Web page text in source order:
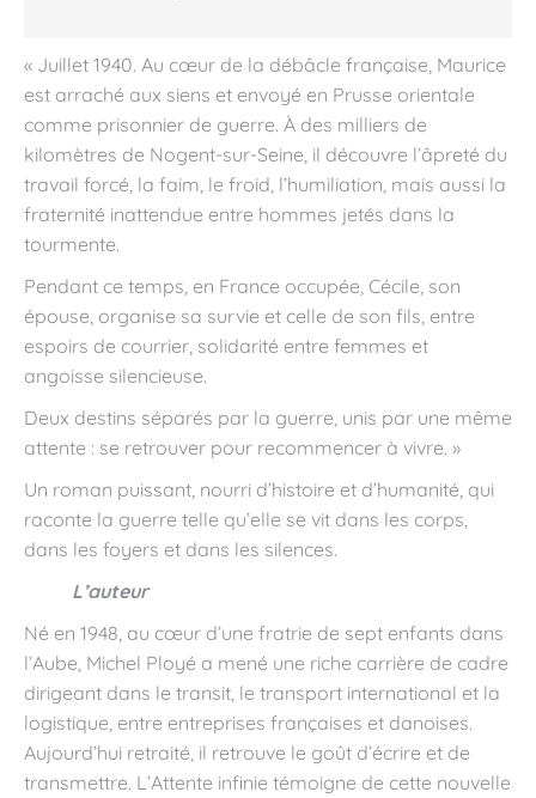
« Juillet 1940. Au cœur de la débâcle française, Maurice
est arraché aux siens et envoyé en Prusse orientale
comme prisonnier de guerre. À des milliers de
kilomètres de Nogent-sur-Seine, il découvre l’âpreté du
travail forcé, la faim, le froid, l’humiliation, mais aussi la
fraternité inattendue entre hommes jetés dans la
tourmente.
Pendant ce temps, en France occupée, Cécile, son
épouse, organise sa survie et celle de son fils, entre
espoirs de courrier, solidarité entre femmes et
angoisse silencieuse.
Deux destins séparés par la guerre, unis par une même
attente : se retrouver pour recommencer à vivre. »
Un roman puissant, nourri d’histoire et d’humanité, qui
raconte la guerre telle qu’elle se vit dans les corps,
dans les foyers et dans les silences.
L’auteur
Né en 1948, au cœur d’une fratrie de sept enfants dans
l’Aube, Michel Ployé a mené une riche carrière de cadre
dirigeant dans le transit, le transport international et la
logistique, entre entreprises françaises et danoises.
Aujourd’hui retraité, il retrouve le goût d’écrire et de
transmettre. L’Attente infinie témoigne de cette nouvelle